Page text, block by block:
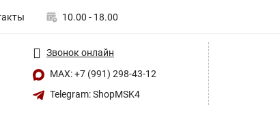
10.00 - 18.00
Звонок онлайн
MAX: +7 (991) 298-43-12
Telegram: ShopMSK4